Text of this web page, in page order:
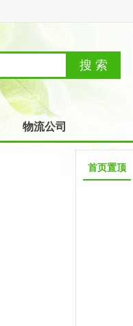
物流公司
首页置顶